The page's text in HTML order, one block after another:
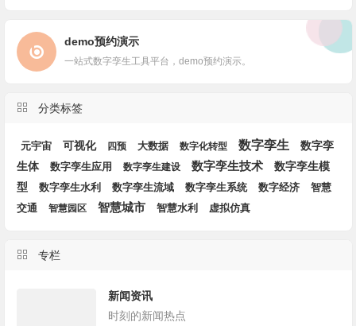
demo预约演示
一站式数字孪生工具平台，demo预约演示。
分类标签
元宇宙 可视化 四预 大数据 数字化转型 数字孪生
数字孪
生体
数字孪生应用 数字孪生建设 数字孪生技术
数字孪生模
型
数字孪生水利 数字孪生流域 数字孪生系统 数字经济
智慧
交通
智慧园区 智慧城市 智慧水利 虚拟仿真
专栏
新闻资讯
时刻的新闻热点